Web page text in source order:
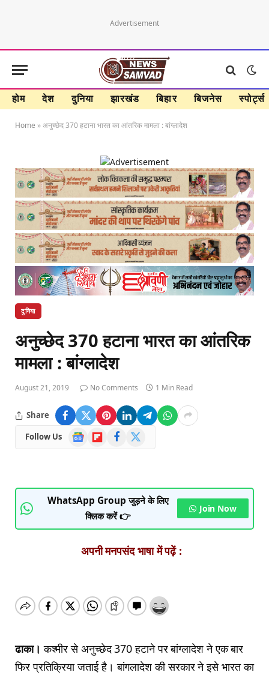
Advertisement
होम देश दुनिया झारखंड बिहार बिजनेस स्पोर्ट्स
Home »अनुच्छेद 370 हटाना भारत का आंतरिक मामला : बांग्लादेश
दुनिया
अनुच्छेद 370 हटाना भारत का आंतरिक
मामला : बांग्लादेश
August 21, 2019 No Comments 1 Min Read
Share
Follow Us
Google
News
FlipboardFacebook
WhatsApp Group जुड़ने के लिए
क्लिक करें 👉
Join Now
अपनी मनपसंद भाषा में पढ़ें :
ढाका। कश्मीर से अनुच्छेद 370 हटाने पर बांग्लादेश ने एक बार
फिर प्रतिक्रिया जताई है। बांगलादेश की सरकार ने इसे भारत का